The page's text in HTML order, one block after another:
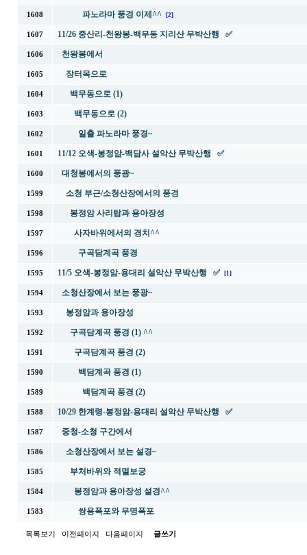
1608 파노라마 풍경 이제^^ [2]
1607 11/26 중산리-천왕봉-백무동 지리산 무박산행 ✅
1606 천왕봉에서
1605 장터목으로
1604 백무동으로 (1)
1603 백무동으로 (2)
1602 일출 파노라마 풍경~
1601 11/12 오색-봉정암-백담사 설악산 무박산행 ✅
1600 대청봉에서의 풍광~
1599 소청 부근/소청산장에서의 풍경
1598 봉정암 사리탑과 용아장성
1597 사자바위에서의 경치^^
1596 구곡담계곡 풍경
1595 11/5 오색-봉정암-용대리 설악산 무박산행 ✅ [1]
1594 소청산장에서 보는 풍광~
1593 봉정암과 용아장성
1592 구곡담계곡 풍경 (1) ^^
1591 구곡담계곡 풍경 (2)
1590 백담계곡 풍경 (1)
1589 백담계곡 풍경 (2)
1588 10/29 한계령-봉정암-용대리 설악산 무박산행 ✅
1587 중청-소청 구간에서
1586 소청산장에서 보는 설경~
1585 부처바위와 적멸보궁
1584 봉정암과 용아장성 설경^^
1583 쌍용폭포와 무명폭포
목록보기 이전페이지 다음페이지 글쓰기